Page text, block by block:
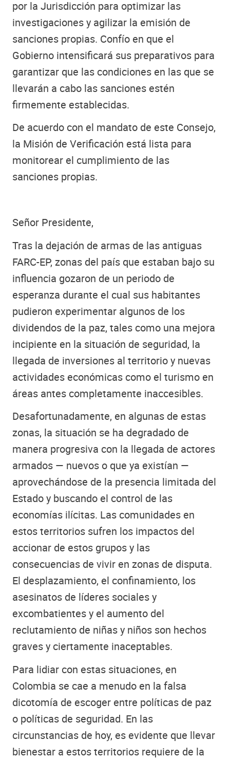
por la Jurisdicción para optimizar las
investigaciones y agilizar la emisión de
sanciones propias. Confío en que el
Gobierno intensificará sus preparativos para
garantizar que las condiciones en las que se
llevarán a cabo las sanciones estén
firmemente establecidas.
De acuerdo con el mandato de este Consejo,
la Misión de Verificación está lista para
monitorear el cumplimiento de las
sanciones propias.
Señor Presidente,
Tras la dejación de armas de las antiguas
FARC-EP, zonas del país que estaban bajo su
influencia gozaron de un periodo de
esperanza durante el cual sus habitantes
pudieron experimentar algunos de los
dividendos de la paz, tales como una mejora
incipiente en la situación de seguridad, la
llegada de inversiones al territorio y nuevas
actividades económicas como el turismo en
áreas antes completamente inaccesibles.
Desafortunadamente, en algunas de estas
zonas, la situación se ha degradado de
manera progresiva con la llegada de actores
armados — nuevos o que ya existían —
aprovechándose de la presencia limitada del
Estado y buscando el control de las
economías ilícitas. Las comunidades en
estos territorios sufren los impactos del
accionar de estos grupos y las
consecuencias de vivir en zonas de disputa.
El desplazamiento, el confinamiento, los
asesinatos de líderes sociales y
excombatientes y el aumento del
reclutamiento de niñas y niños son hechos
graves y ciertamente inaceptables.
Para lidiar con estas situaciones, en
Colombia se cae a menudo en la falsa
dicotomía de escoger entre políticas de paz
o políticas de seguridad. En las
circunstancias de hoy, es evidente que llevar
bienestar a estos territorios requiere de la